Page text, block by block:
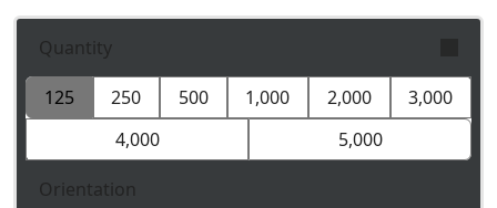
Quantity
125 250 500 1,000 2,000
3,000
4,000
5,000
Orders are validly fulfilled with a tolerance on
quantity of +/- 5%
Orientation